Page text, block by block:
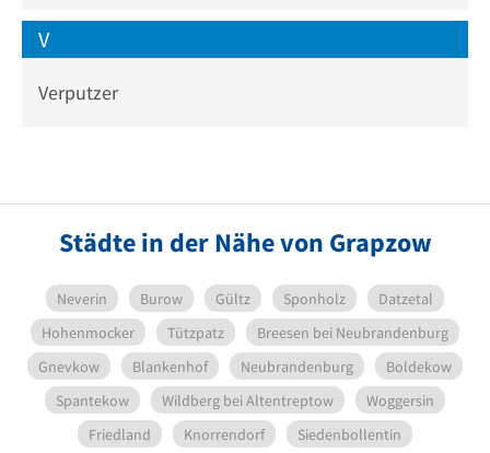
V
Verputzer
Städte in der Nähe von Grapzow
Neverin Burow Gültz Sponholz
Datzetal
Hohenmocker
Tützpatz
Breesen bei Neubrandenburg
Gnevkow
Blankenhof Neubrandenburg
Boldekow
Spantekow
Wildberg bei Altentreptow
Woggersin
Friedland
Knorrendorf
Siedenbollentin